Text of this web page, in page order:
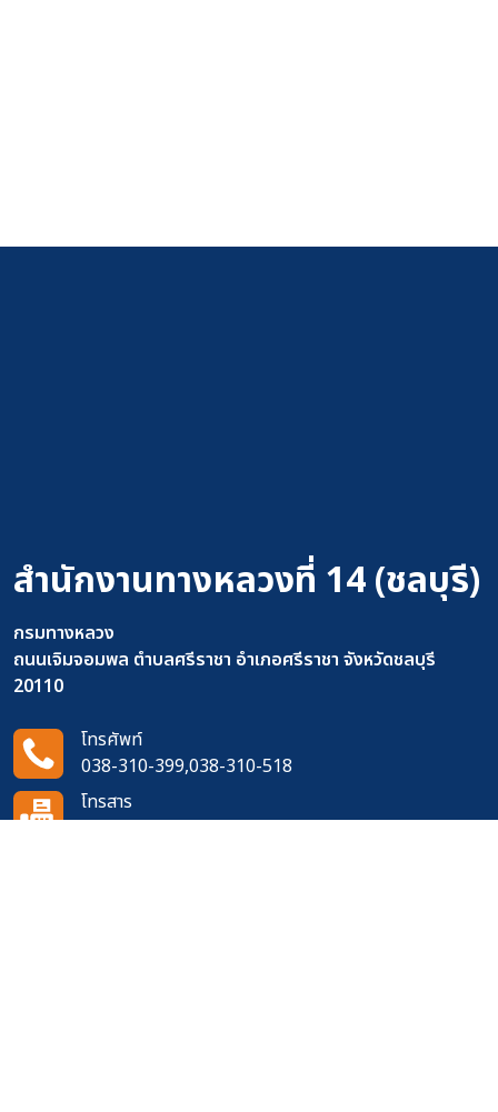
สำนักงานทางหลวงที่ 14 (ชลบุรี)
กรมทางหลวง
ถนนเจิมจอมพล ตำบลศรีราชา อำเภอศรีราชา จังหวัดชลบุรี
20110
โทรศัพท์
038-310-399,038-310-518
โทรสาร
038-311-273